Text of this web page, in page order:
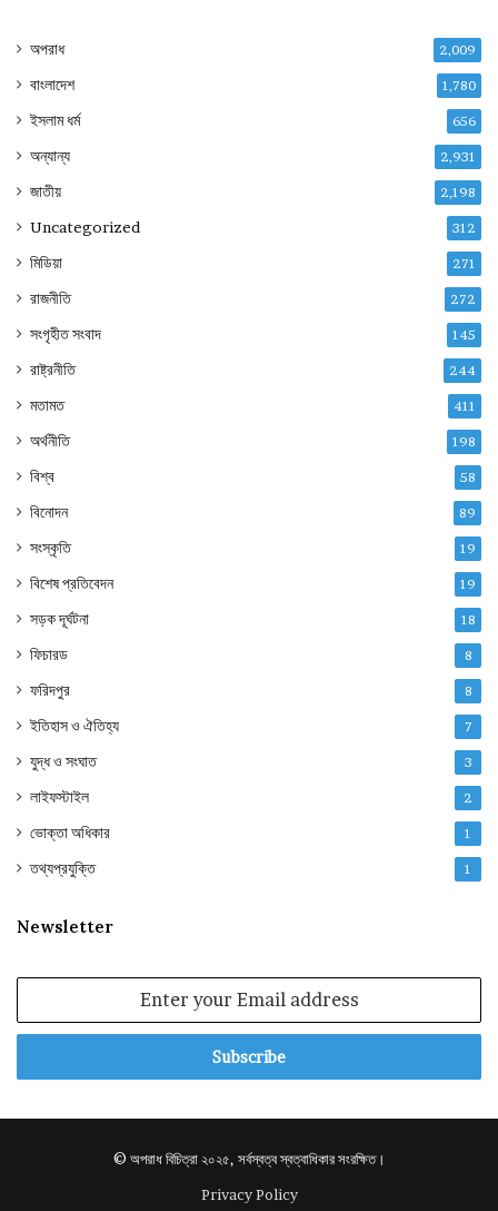
অপরাধ 2,009
বাংলাদেশ 1,780
ইসলাম ধর্ম 656
অন্যান্য 2,931
জাতীয় 2,198
Uncategorized 312
মিডিয়া 271
রাজনীতি 272
সংগৃহীত সংবাদ 145
রাষ্ট্রনীতি 244
মতামত 411
অর্থনীতি 198
বিশ্ব 58
বিনোদন 89
সংস্কৃতি 19
বিশেষ প্রতিবেদন 19
সড়ক দূর্ঘটনা 18
ফিচারড 8
ফরিদপুর 8
ইতিহাস ও ঐতিহ্য 7
যুদ্ধ ও সংঘাত 3
লাইফস্টাইল 2
ভোক্তা অধিকার 1
তথ্যপ্রযুক্তি 1
Newsletter
Email
© অপরাধ বিচিত্রা ২০২৫, সর্বস্বত্ব স্বত্বাধিকার সংরক্ষিত।
Privacy Policy